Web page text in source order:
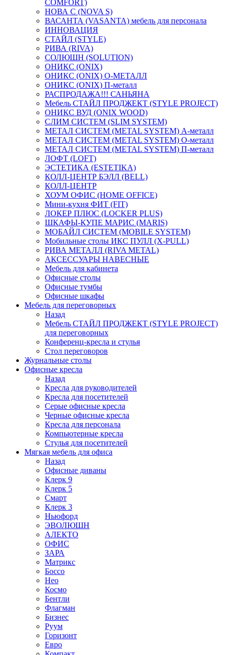
COMFORT)
НОВА С (NOVA S)
ВАСАНТА (VASANTA) мебель для персонала
ИННОВАЦИЯ
СТАЙЛ (STYLE)
РИВА (RIVA)
СОЛЮШН (SOLUTION)
ОНИКС (ONIX)
ОНИКС (ONIX) O-МЕТАЛЛ
ОНИКС (ONIX) П-металл
РАСПРОДАЖА!!! САНЬЯНА
Мебель СТАЙЛ ПРОДЖЕКТ (STYLE PROJECT)
ОНИКС ВУД (ONIX WOOD)
СЛИМ СИСТЕМ (SLIM SYSTEM)
МЕТАЛ СИСТЕМ (METAL SYSTEM) А-металл
МЕТАЛ СИСТЕМ (METAL SYSTEM) О-металл
МЕТАЛ СИСТЕМ (METAL SYSTEM) П-металл
ЛОФТ (LOFT)
ЭСТЕТИКА (ESTETIKA)
КОЛЛ-ЦЕНТР БЭЛЛ (BELL)
КОЛЛ-ЦЕНТР
ХОУМ ОФИС (HOME OFFICE)
Мини-кухня ФИТ (FIT)
ЛОКЕР ПЛЮС (LOCKER PLUS)
ШКАФЫ-КУПЕ МАРИС (MARIS)
МОБАЙЛ СИСТЕМ (MOBILE SYSTEM)
Мобильные столы ИКС ПУЛЛ (X-PULL)
РИВА МЕТАЛЛ (RIVA METAL)
АКСЕССУАРЫ НАВЕСНЫЕ
Мебель для кабинета
Офисные столы
Офисные тумбы
Офисные шкафы
Мебель для переговорных
Назад
Мебель СТАЙЛ ПРОДЖЕКТ (STYLE PROJECT)
для переговорных
Конференц-кресла и стулья
Стол переговоров
Журнальные столы
Офисные кресла
Назад
Кресла для руководителей
Кресла для посетителей
Серые офисные кресла
Черные офисные кресла
Кресла для персонала
Компьютерные кресла
Стулья для посетителей
Мягкая мебель для офиса
Назад
Офисные диваны
Клерк 9
Клерк 5
Смарт
Клерк 3
Ньюфорд
ЭВОЛЮШН
АЛЕКТО
ОФИС
ЗАРА
Матрикс
Боссо
Нео
Космо
Бентли
Флагман
Бизнес
Руум
Горизонт
Евро